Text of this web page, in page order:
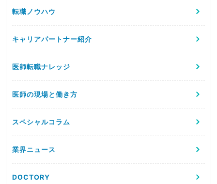
転職ノウハウ
キャリアパートナー紹介
医師転職ナレッジ
医師の現場と働き方
スペシャルコラム
業界ニュース
DOCTORY